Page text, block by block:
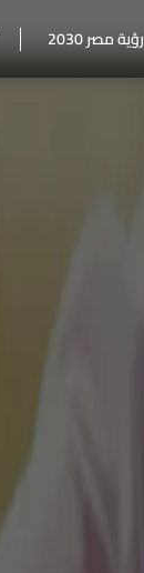
رؤية مصر 2030